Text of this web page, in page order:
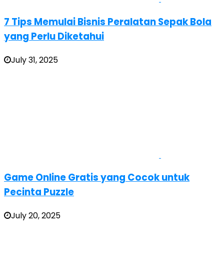
7 Tips Memulai Bisnis Peralatan Sepak Bola
yang Perlu Diketahui
July 31, 2025
Game Online Gratis yang Cocok untuk
Pecinta Puzzle
July 20, 2025